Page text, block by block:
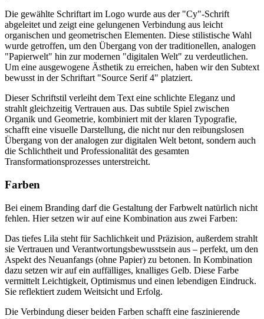
Die gewählte Schriftart im Logo wurde aus der "Cy"-Schrift
abgeleitet und zeigt eine gelungenen Verbindung aus leicht
organischen und geometrischen Elementen. Diese stilistische Wahl
wurde getroffen, um den Übergang von der traditionellen, analogen
"Papierwelt" hin zur modernen "digitalen Welt" zu verdeutlichen.
Um eine ausgewogene Ästhetik zu erreichen, haben wir den Subtext
bewusst in der Schriftart "Source Serif 4" platziert.
Dieser Schriftstil verleiht dem Text eine schlichte Eleganz und
strahlt gleichzeitig Vertrauen aus. Das subtile Spiel zwischen
Organik und Geometrie, kombiniert mit der klaren Typografie,
schafft eine visuelle Darstellung, die nicht nur den reibungslosen
Übergang von der analogen zur digitalen Welt betont, sondern auch
die Schlichtheit und Professionalität des gesamten
Transformationsprozesses unterstreicht.
Farben
Bei einem Branding darf die Gestaltung der Farbwelt natürlich nicht
fehlen. Hier setzen wir auf eine Kombination aus zwei Farben:
Das tiefes Lila steht für Sachlichkeit und Präzision, außerdem strahlt
sie Vertrauen und Verantwortungsbewusstsein aus – perfekt, um den
Aspekt des Neuanfangs (ohne Papier) zu betonen. In Kombination
dazu setzen wir auf ein auffälliges, knalliges Gelb. Diese Farbe
vermittelt Leichtigkeit, Optimismus und einen lebendigen Eindruck.
Sie reflektiert zudem Weitsicht und Erfolg.
Die Verbindung dieser beiden Farben schafft eine faszinierende